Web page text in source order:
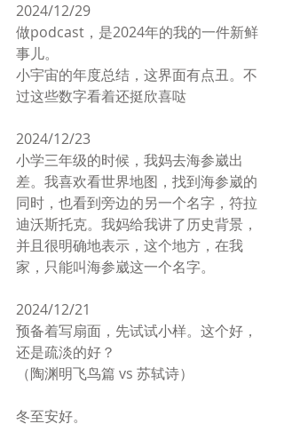
2024/12/29
做podcast，是2024年的我的一件新鲜
事儿。
小宇宙的年度总结，这界面有点丑。不
过这些数字看着还挺欣喜哒
2024/12/23
小学三年级的时候，我妈去海参崴出
差。我喜欢看世界地图，找到海参崴的
同时，也看到旁边的另一个名字，符拉
迪沃斯托克。我妈给我讲了历史背景，
并且很明确地表示，这个地方，在我
家，只能叫海参崴这一个名字。
2024/12/21
预备着写扇面，先试试小样。这个好，
还是疏淡的好？
（陶渊明飞鸟篇 vs 苏轼诗）
冬至安好。